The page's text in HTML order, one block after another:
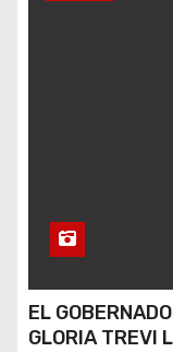
EL
GLORIA TREVI